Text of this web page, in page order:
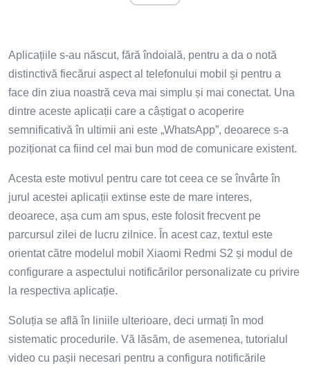
Aplicațiile s-au născut, fără îndoială, pentru a da o notă
distinctivă fiecărui aspect al telefonului mobil și pentru a
face din ziua noastră ceva mai simplu și mai conectat. Una
dintre aceste aplicații care a câștigat o acoperire
semnificativă în ultimii ani este „WhatsApp”, deoarece s-a
poziționat ca fiind cel mai bun mod de comunicare existent.
Acesta este motivul pentru care tot ceea ce se învârte în
jurul acestei aplicații extinse este de mare interes,
deoarece, așa cum am spus, este folosit frecvent pe
parcursul zilei de lucru zilnice. În acest caz, textul este
orientat către modelul mobil Xiaomi Redmi S2 și modul de
configurare a aspectului notificărilor personalizate cu privire
la respectiva aplicație.
Soluția se află în liniile ulterioare, deci urmați în mod
sistematic procedurile. Vă lăsăm, de asemenea, tutorialul
video cu pașii necesari pentru a configura notificările